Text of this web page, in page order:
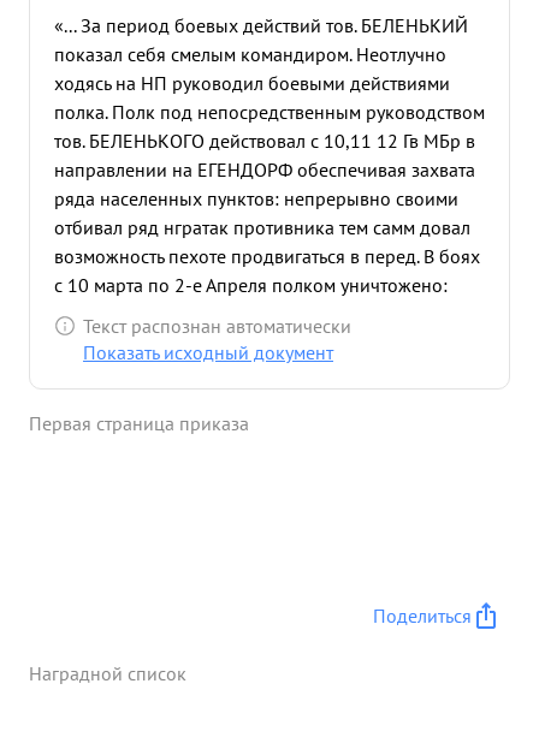
«... За период боевых действий тов. БЕЛЕНЬКИЙ
показал себя смелым командиром. Неотлучно
ходясь на НП руководил боевыми действиями
полка. Полк под непосредственным руководством
тов. БЕЛЕНЬКОГО действовал с 10,11 12 Гв МБр в
направлении на ЕГЕНДОРФ обеспечивая захвата
ряда населенных пунктов: непрерывно своими
отбивал ряд нгратак противника тем самм довал
возможность пехоте продвигаться в перед. В боях
с 10 марта по 2-е Апреля полком уничтожено:
пулеметов-45 ,орудий- 2 автомашин-13 дзоТов и
НП- 8 минбатарей- 7 и до 500 солдат офии церов,
артиллериста, в умелое руководство полком в
Текст распознан автоматически
Показать исходный документ
Первая страница приказа
Поделиться
Наградной список